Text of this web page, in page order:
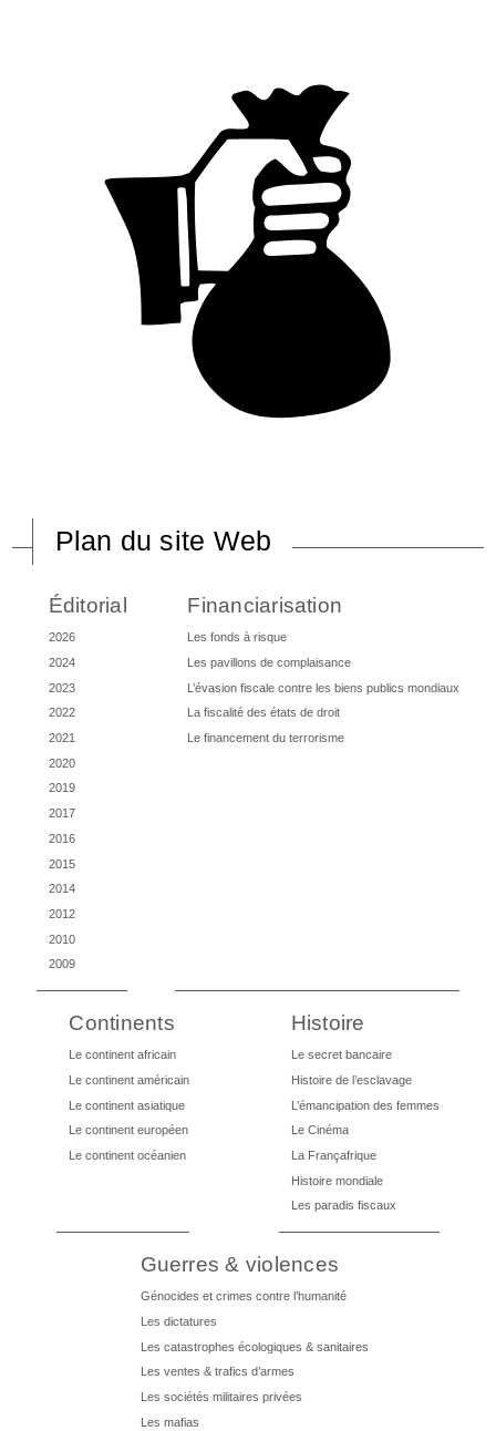
Plan du site Web
Éditorial
2026
2024
2023
2022
2021
2020
2019
2017
2016
2015
2014
2012
2010
2009
Financiarisation
Les fonds à risque
Les pavillons de complaisance
L’évasion fiscale contre les biens publics mondiaux
La fiscalité des états de droit
Le financement du terrorisme
Continents
Le continent africain
Le continent américain
Le continent asiatique
Le continent européen
Le continent océanien
Histoire
Le secret bancaire
Histoire de l’esclavage
L’émancipation des femmes
Le Cinéma
La Françafrique
Histoire mondiale
Les paradis fiscaux
Guerres & violences
Génocides et crimes contre l’humanité
Les dictatures
Les catastrophes écologiques & sanitaires
Les ventes & trafics d’armes
Les sociétés militaires privées
Les mafias